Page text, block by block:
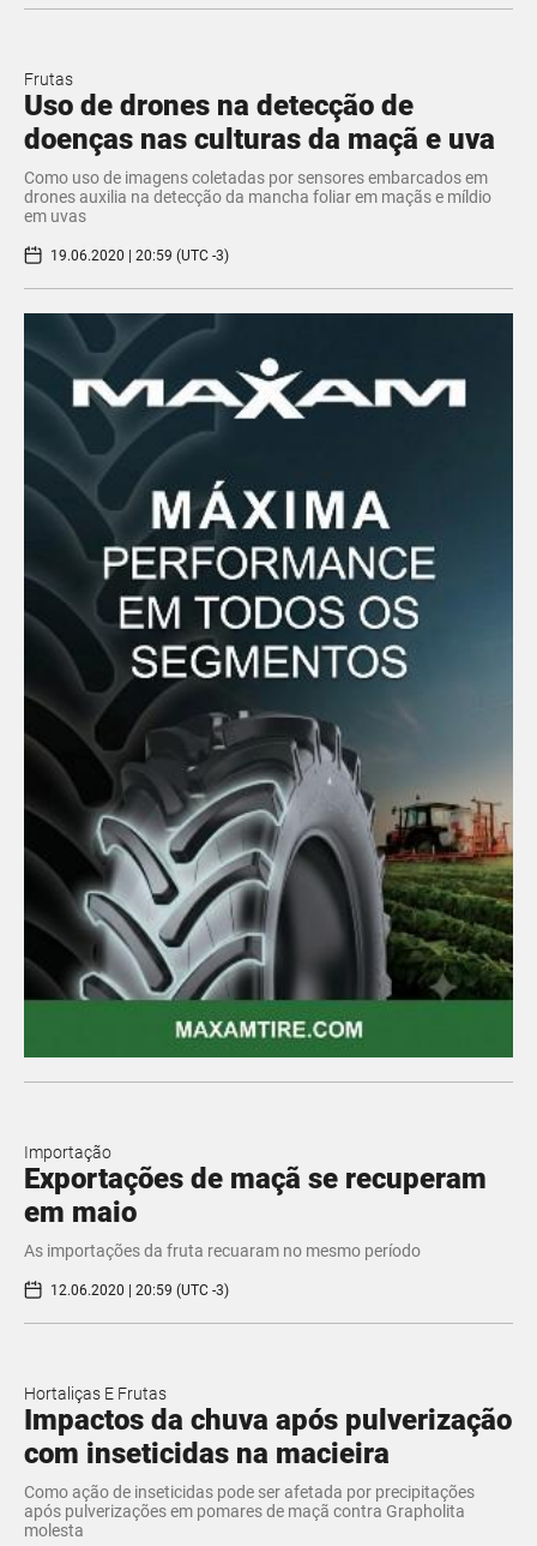
Frutas
Uso de drones na detecção de
doenças nas culturas da maçã e uva
Como uso de imagens coletadas por sensores embarcados em
drones auxilia na detecção da mancha foliar em maçãs e míldio
em uvas
19.06.2020 | 20:59 (UTC -3)
Importação
Exportações de maçã se recuperam
em maio
As importações da fruta recuaram no mesmo período
12.06.2020 | 20:59 (UTC -3)
Hortaliças E Frutas
Impactos da chuva após pulverização
com inseticidas na macieira
Como ação de inseticidas pode ser afetada por precipitações
após pulverizações em pomares de maçã contra Grapholita
molesta